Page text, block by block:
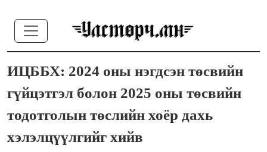
ИЦББХ: 2024 оны нэгдсэн төсвийн
гүйцэтгэл болон 2025 оны төсвийн
тодотголын төслийн хоёр дахь
хэлэлцүүлгийг хийв